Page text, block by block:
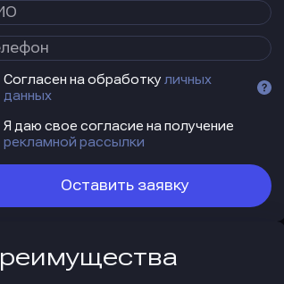
Согласен на обработку личных
данных
Я даю свое согласие на получение
рекламной рассылки
Оставить заявку